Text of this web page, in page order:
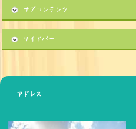
サブコンテンツ
サイドバー
アドレス